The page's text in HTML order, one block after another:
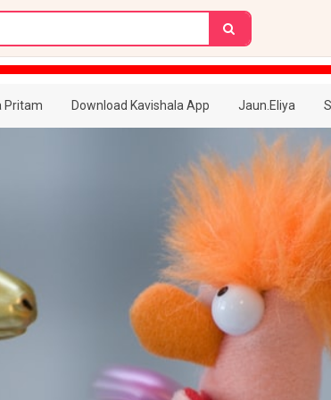
Pritam Download Kavishala App Jaun.Eliya